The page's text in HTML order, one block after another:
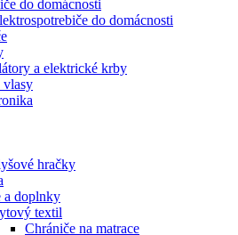
do domácnosti
do domácnosti
a elektrické krby
vlasy
hračky
a doplnky
textil
Chrániče na matrace